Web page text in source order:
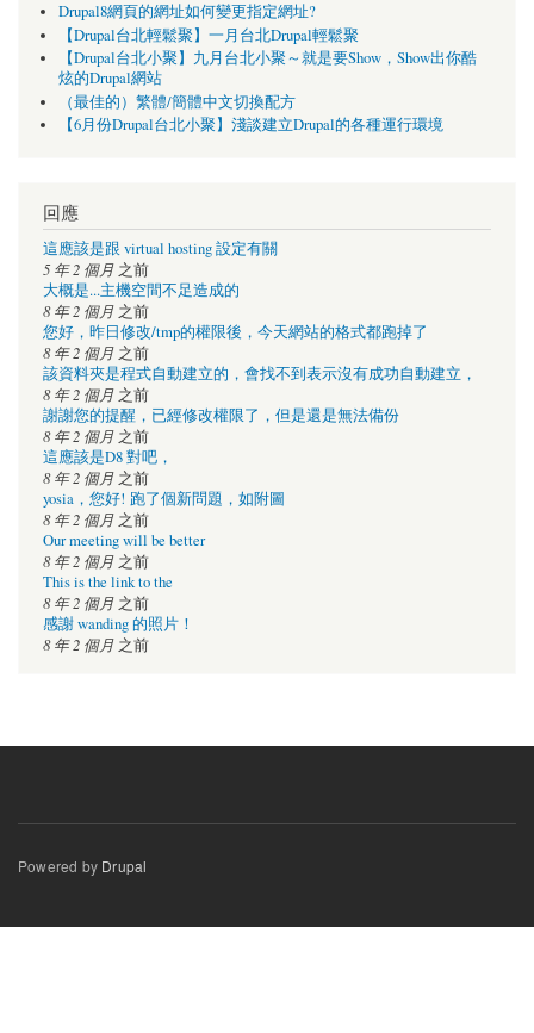
Drupal8網頁的網址如何變更指定網址?
【Drupal台北輕鬆聚】一月台北Drupal輕鬆聚
【Drupal台北小聚】九月台北小聚～就是要Show，Show出你酷
炫的Drupal網站
（最佳的）繁體/簡體中文切換配方
【6月份Drupal台北小聚】淺談建立Drupal的各種運行環境
回應
這應該是跟 virtual hosting 設定有關
5 年 2 個月 之前
大概是...主機空間不足造成的
8 年 2 個月 之前
您好，昨日修改/tmp的權限後，今天網站的格式都跑掉了
8 年 2 個月 之前
該資料夾是程式自動建立的，會找不到表示沒有成功自動建立，
8 年 2 個月 之前
謝謝您的提醒，已經修改權限了，但是還是無法備份
8 年 2 個月 之前
這應該是D8 對吧，
8 年 2 個月 之前
yosia，您好! 跑了個新問題，如附圖
8 年 2 個月 之前
Our meeting will be better
8 年 2 個月 之前
This is the link to the
8 年 2 個月 之前
感謝 wanding 的照片！
8 年 2 個月 之前
Powered by Drupal